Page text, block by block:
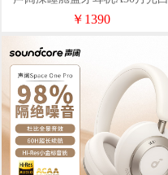
￥1390